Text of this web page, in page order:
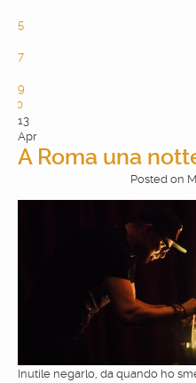
5
7
9
10
13
Apr
A Roma una
Posted on
Inutile negarlo, da quando ho